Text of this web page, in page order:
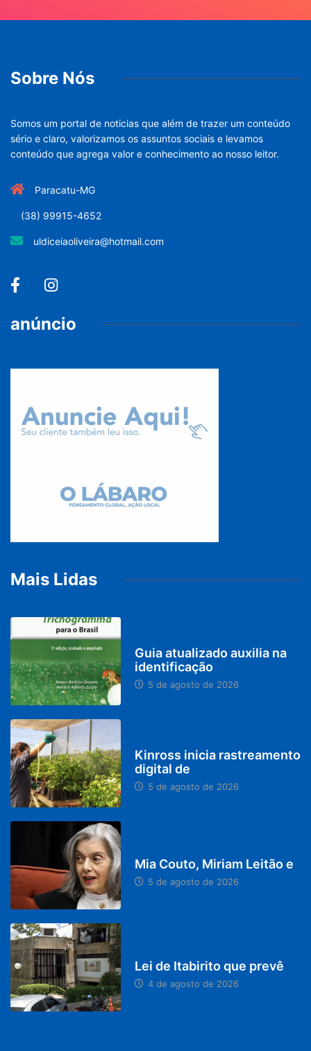
Sobre Nós
Somos um portal de noticias que além de trazer um conteúdo
sério e claro, valorizamos os assuntos sociais e levamos
conteúdo que agrega valor e conhecimento ao nosso leitor.
Paracatu-MG
(38) 99915-4652
uldiceiaoliveira@hotmail.com
anúncio
Mais Lidas
Guia atualizado auxilia na
identificação
5 de agosto de 2026
Kinross inicia rastreamento
digital de
5 de agosto de 2026
Mia Couto, Miriam Leitão e
5 de agosto de 2026
Lei de Itabirito que prevê
4 de agosto de 2026